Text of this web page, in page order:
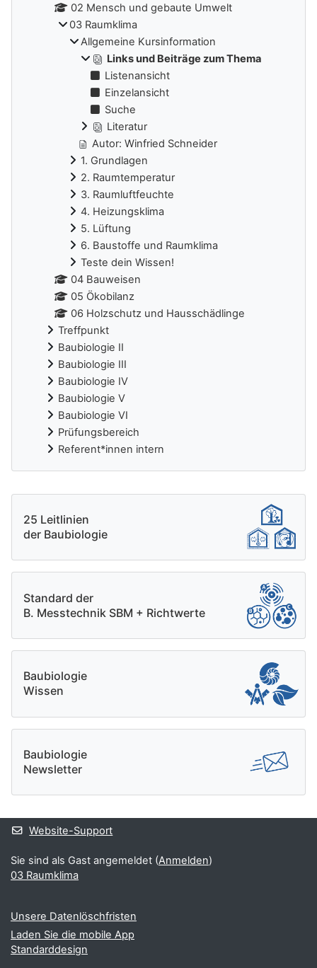
02 Mensch und gebaute Umwelt
03 Raumklima
Allgemeine Kursinformation
Links und Beiträge zum Thema
Listenansicht
Einzelansicht
Suche
Literatur
Autor: Winfried Schneider
1. Grundlagen
2. Raumtemperatur
3. Raumluftfeuchte
4. Heizungsklima
5. Lüftung
6. Baustoffe und Raumklima
Teste dein Wissen!
04 Bauweisen
05 Ökobilanz
06 Holzschutz und Hausschädlinge
Treffpunkt
Baubiologie II
Baubiologie III
Baubiologie IV
Baubiologie V
Baubiologie VI
Prüfungsbereich
Referent*innen intern
Ergänzungsblöcke
25 Leitlinien
der Baubiologie
Standard der
B. Messtechnik SBM + Richtwerte
Baubiologie
Wissen
Baubiologie
Newsletter
Website-Support
Sie sind als Gast angemeldet (Anmelden)
03 Raumklima
Unsere Datenlöschfristen
Laden Sie die mobile App
Standarddesign